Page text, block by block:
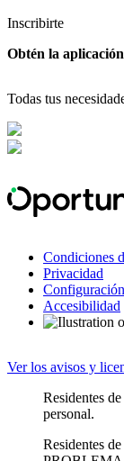
Inscribirte
Obtén la
Todas tus
Condiciones
Privacidad
Accesibilidad
Ver los avisos y
Residentes
personal.
Residentes